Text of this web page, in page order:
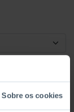
Sobre os cookies